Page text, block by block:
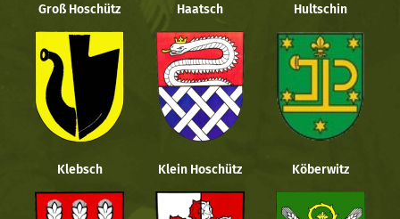
Groß Hoschütz Haatsch Hultschin
Klebsch Klein Hoschütz Köberwitz